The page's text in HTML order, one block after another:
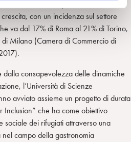
italiane, la presenza di
con un incidenza sul settore
va dal 17% di Roma al 21% di Torino,
Milano (Camera di Commercio di
dalla consapevolezza delle dinamiche
l’Università di Scienze
avviato assieme un progetto di durata
Inclusion” che ha come obiettivo
sociale dei rifugiati attraverso una
campo della gastronomia